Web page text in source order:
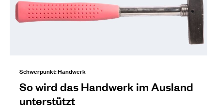
Schwerpunkt: Handwerk
So wird das Handwerk im Ausland
unterstützt